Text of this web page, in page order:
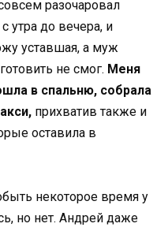
разочаровал
утра до вечера, и
уставшая, а муж
не смог. Меня
в спальню, собрала
прихватив также и
оставила в
некоторое время у
но нет. Андрей даже